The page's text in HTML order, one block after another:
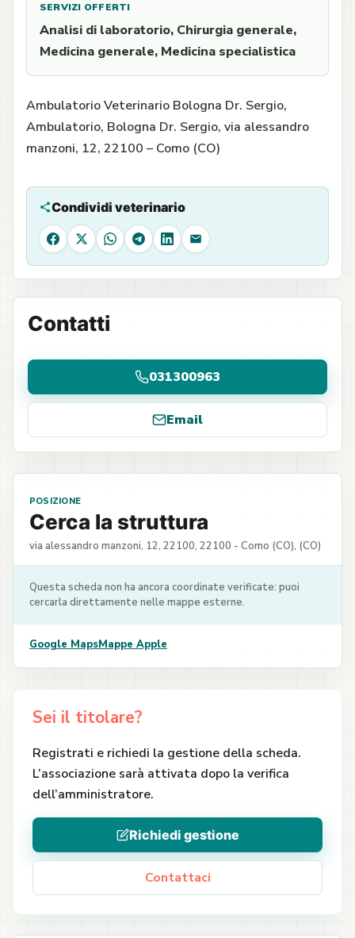
SERVIZI OFFERTI
Analisi di laboratorio, Chirurgia generale,
Medicina generale, Medicina specialistica
Ambulatorio Veterinario Bologna Dr. Sergio,
Ambulatorio, Bologna Dr. Sergio, via alessandro
manzoni, 12, 22100 – Como (CO)
Condividi veterinario
Facebook
X WhatsAppTelegram
LinkedIn
Email
Contatti
031300963
Email
POSIZIONE
Cerca la struttura
via alessandro manzoni, 12, 22100, 22100 - Como (CO), (CO)
Questa scheda non ha ancora coordinate verificate: puoi
cercarla direttamente nelle mappe esterne.
Google MapsMappe Apple
Sei il titolare?
Registrati e richiedi la gestione della scheda.
L’associazione sarà attivata dopo la verifica
dell’amministratore.
Richiedi gestione
Contattaci